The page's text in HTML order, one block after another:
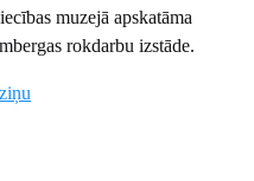
muzejā apskatāma
rokdarbu izstāde.